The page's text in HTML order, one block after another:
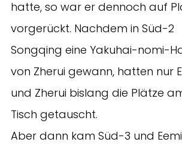
hatte, so war er dennoch auf
vorgerückt. Nachdem in Süd-2
Songqing eine Yakuhai-nomi-
von Zherui gewann, hatten nur
und Zherui bislang die Plätze
Tisch getauscht.
Aber dann kam Süd-3 und